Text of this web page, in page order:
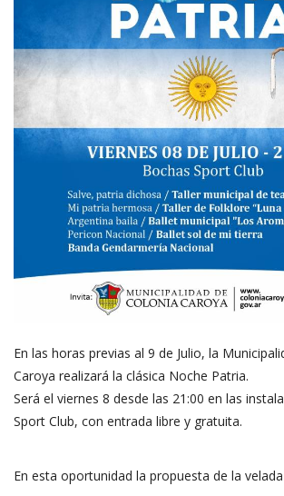
En las horas previas al 9 de Julio, la
Caroya realizará la clásica Noche Patria.
Será el viernes 8 desde las 21:00 en las
Sport Club, con entrada libre y gratuita.
En esta oportunidad la propuesta de la